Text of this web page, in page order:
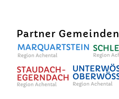
Partner Gemeinden